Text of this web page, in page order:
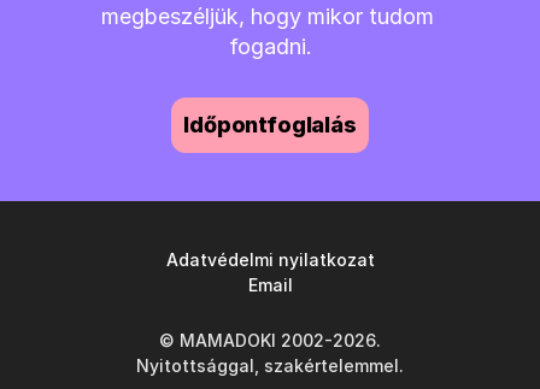
megbeszéljük, hogy mikor tudom
fogadni.
Időpontfoglalás
© MAMADOKI 2002-2026.
Nyitottsággal, szakértelemmel.
Adatvédelmi nyilatkozat
Email